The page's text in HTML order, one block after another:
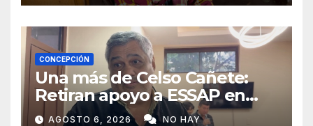
CONCEPCIÓN
Una más de Celso Cañete:
Retiran apoyo a ESSAP en
Concepción
AGOSTO 6, 2026 NO HAY